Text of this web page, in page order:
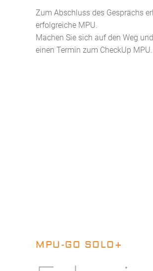
Zum Abschluss des Gesprächs
erfolgreiche MPU.
Machen Sie sich auf den Weg
einen Termin zum CheckUp MPU.
MPU-GO SOLO+